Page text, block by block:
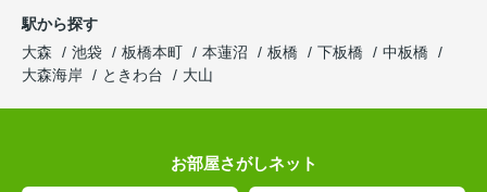
駅から探す
大森
池袋 板橋本町 本蓮沼 板橋 下板橋
中板橋
大森海岸
ときわ台 大山
お部屋さがしネット